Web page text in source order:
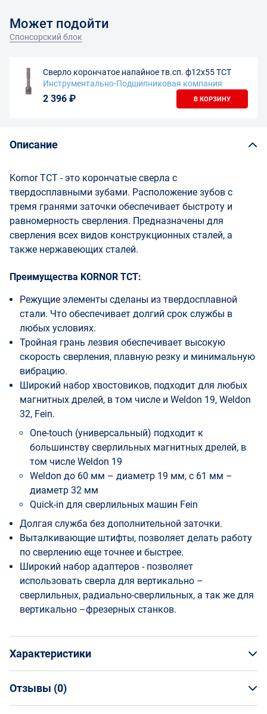
Может подойти
Спонсорский блок
Сверло корончатое напайное тв.сп. ф12х55 TCT
Инструментально-Подшипниковая компания
2 396 ₽ В КОРЗИНУ
Описание
Kornor TCT - это корончатые сверла с
твердосплавными зубами. Расположение зубов с
тремя гранями заточки обеспечивает быстроту и
равномерность сверления. Предназначены для
сверления всех видов конструкционных сталей, а
также нержавеющих сталей.
Преимущества KORNOR TCT:
Режущие элементы сделаны из твердосплавной
стали. Что обеспечивает долгий срок службы в
любых условиях.
Тройная грань лезвия обеспечивает высокую
скорость сверления, плавную резку и минимальную
вибрацию.
Широкий набор хвостовиков, подходит для любых
магнитных дрелей, в том числе и Weldon 19, Weldon
32, Fein.
One-touch (универсальный) подходит к
большинству сверлильных магнитных дрелей, в
том числе Weldon 19
Weldon до 60 мм – диаметр 19 мм, с 61 мм –
диаметр 32 мм
Quick-in для сверлильных машин Fein
Долгая служба без дополнительной заточки.
Выталкивающие штифты, позволяет делать работу
по сверлению еще точнее и быстрее.
Широкий набор адаптеров - позволяет
использовать сверла для вертикально –
сверлильных, радиально-сверлильных, а так же для
вертикально –фрезерных станков.
Характеристики
Общая информация
Отзывы (0)